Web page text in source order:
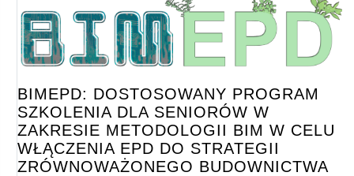
BIMEPD: DOSTOSOWANY PROGRAM
SZKOLENIA DLA SENIORÓW W
ZAKRESIE METODOLOGII BIM W CELU
WŁĄCZENIA EPD DO STRATEGII
ZRÓWNOWAŻONEGO BUDOWNICTWA